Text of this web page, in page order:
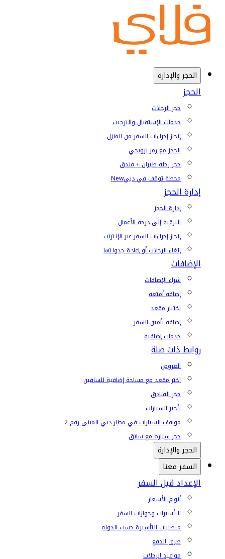
الحجز والإدارة
الحجز
حجز الرحلات
خدمات الإستقبال والترحيب
إنجاز إجراءات السفر من المنزل
الحجز مع رمز ترويجي
حجز رحلة طيران + فندق
محطة توقف في دبيNew
إدارة الحجز
إدارة الحجز
الترقية إلى درجة الأعمال
إنجاز إجراءات السفر عبر الإنترنت
إلغاء الرحلات أو إعادة جدولتها
الإضافات
شراء الإضافات
إضافة أمتعة
اختيار مقعد
إضافة تأمين السفر
خدمات إضافية
روابط ذات صلة
العروض
اختر مقعد مع مساحة إضافية للساقين
حجز الفنادق
تأجير السيارات
مواقف السيارات في مطار دبي المبنى رقم 2
حجز سيارة مع سائق
الحجز والإدارة
السفر معنا
الإعداد قبل السفر
أنواع الأسعار
التأشيرات وجوازات السفر
متطلبات التأشيرة حسب الدولة
طرق الدفع
مواعيد الرحلات